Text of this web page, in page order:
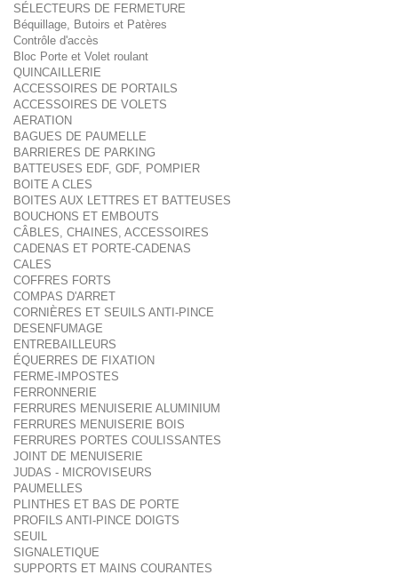
SÉLECTEURS DE FERMETURE
Béquillage, Butoirs et Patères
Contrôle d'accès
Bloc Porte et Volet roulant
QUINCAILLERIE
ACCESSOIRES DE PORTAILS
ACCESSOIRES DE VOLETS
AERATION
BAGUES DE PAUMELLE
BARRIERES DE PARKING
BATTEUSES EDF, GDF, POMPIER
BOITE A CLES
BOITES AUX LETTRES ET BATTEUSES
BOUCHONS ET EMBOUTS
CÂBLES, CHAINES, ACCESSOIRES
CADENAS ET PORTE-CADENAS
CALES
COFFRES FORTS
COMPAS D'ARRET
CORNIÈRES ET SEUILS ANTI-PINCE
DESENFUMAGE
ENTREBAILLEURS
ÉQUERRES DE FIXATION
FERME-IMPOSTES
FERRONNERIE
FERRURES MENUISERIE ALUMINIUM
FERRURES MENUISERIE BOIS
FERRURES PORTES COULISSANTES
JOINT DE MENUISERIE
JUDAS - MICROVISEURS
PAUMELLES
PLINTHES ET BAS DE PORTE
PROFILS ANTI-PINCE DOIGTS
SEUIL
SIGNALETIQUE
SUPPORTS ET MAINS COURANTES